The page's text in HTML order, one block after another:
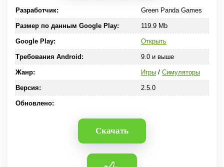
Разработчик: Green Panda Games
Размер по данным Google Play: 119.9 Mb
Google Play: Открыть
Требования Android: 9.0 и выше
Жанр: Игры/ Симуляторы
Версия: 2.5.0
Обновлено:
Скачать